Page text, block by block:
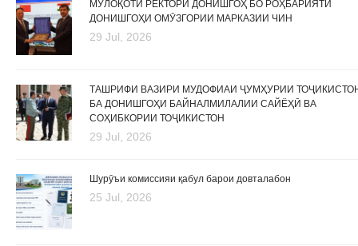
МУЛОҚОТИ РЕКТОРИ ДОНИШГОҲ БО РОҲБАРИЯТИ
ДОНИШГОҲИ ОМӮЗГОРИИ МАРКАЗИИ ЧИН
29 Jul, 2026
ТАШРИФИ ВАЗИРИ МУДОФИАИ ҶУМҲУРИИ
БА ДОНИШГОҲИ БАЙНАЛМИЛАЛИИ САЙЁҲӢ ВА
СОҲИБКОРИИ ТОҶИКИСТОН
29 Jul, 2026
Шурӯъи комиссияи қабул барои довталабон
25 Jul, 2026